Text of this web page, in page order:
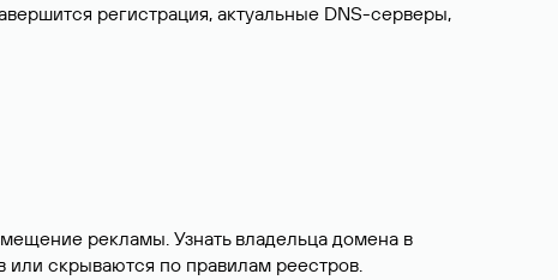
регистрация, актуальные DNS-серверы,
рекламы. Узнать владельца домена в
или скрываются по правилам реестров.